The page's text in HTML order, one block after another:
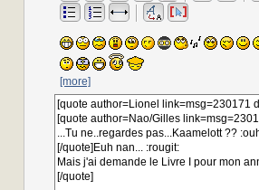
[more]